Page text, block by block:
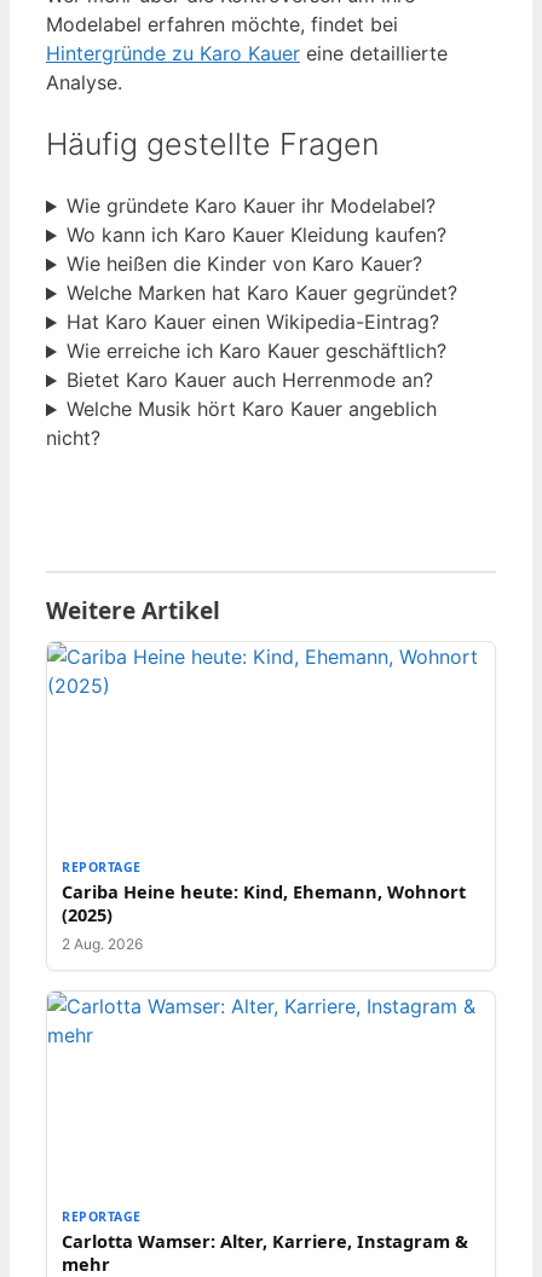
Modelabel erfahren möchte, findet bei
Hintergründe zu Karo Kauer eine detaillierte
Analyse.
Häufig gestellte Fragen
Wie gründete Karo Kauer ihr Modelabel?
Wo kann ich Karo Kauer Kleidung kaufen?
Wie heißen die Kinder von Karo Kauer?
Welche Marken hat Karo Kauer gegründet?
Hat Karo Kauer einen Wikipedia-Eintrag?
Wie erreiche ich Karo Kauer geschäftlich?
Bietet Karo Kauer auch Herrenmode an?
Welche Musik hört Karo Kauer angeblich
nicht?
Weitere Artikel
REPORTAGE
Cariba Heine heute: Kind, Ehemann, Wohnort
(2025)
2 Aug. 2026
REPORTAGE
Carlotta Wamser: Alter, Karriere, Instagram &
mehr